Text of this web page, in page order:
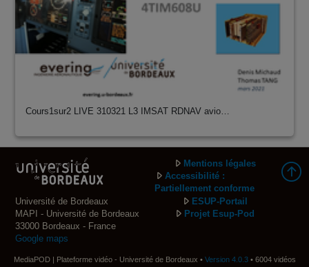
Cours1sur2 LIVE 310321 L3 IMSAT RDNAV avio…
Université de Bordeaux
MAPI - Université de Bordeaux
33000 Bordeaux - France
Google maps
Mentions légales
Accessibilité :
Partiellement conforme
ESUP-Portail
Projet Esup-Pod
MediaPOD | Plateforme vidéo - Université de Bordeaux • Version 4.0.3• 6004 vidéos